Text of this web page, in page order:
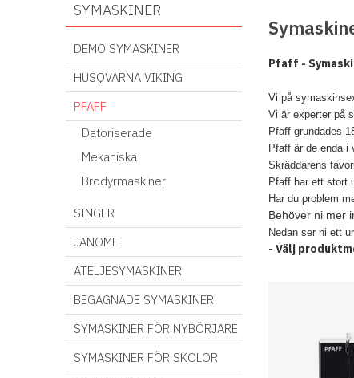
SYMASKINER
DEMO SYMASKINER
HUSQVARNA VIKING
PFAFF
Datoriserade
Mekaniska
Brodyrmaskiner
SINGER
JANOME
ATELJESYMASKINER
BEGAGNADE SYMASKINER
SYMASKINER FÖR NYBÖRJARE
SYMASKINER FÖR SKOLOR
Pfaff -
Vi på
Vi är experter på
Pfaff grundades
Pfaff är de enda i
Skräddarens
Pfaff har ett stort
Har du problem
Behöver ni mer
Nedan ser ni ett
- Välj